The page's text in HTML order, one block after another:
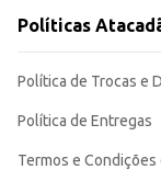
Políticas
Política de Trocas e
Política de Entregas
Termos e Condições